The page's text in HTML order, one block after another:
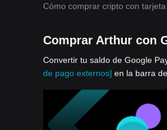
Cómo comprar cripto con
Comprar Arthur con
Convertir tu saldo de Google
de pago externos] en la barra